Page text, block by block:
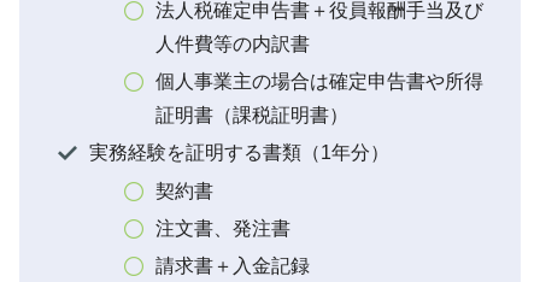
法人税確定申告書＋役員報酬手当及び
人件費等の内訳書
個人事業主の場合は確定申告書や所得
証明書（課税証明書）
実務経験を証明する書類（1年分）
契約書
注文書、発注書
請求書＋入金記録